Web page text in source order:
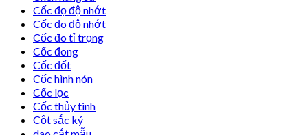
Cốc đọ độ nhớt
Cốc đo độ nhớt
Cốc đo tỉ trọng
Cốc đong
Cốc đốt
Cốc hình nón
Cốc lọc
Cốc thủy tinh
Cột sắc ký